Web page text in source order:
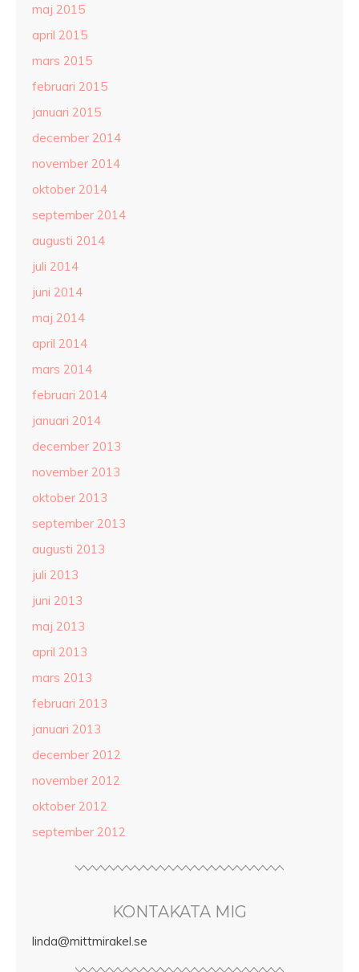
maj 2015
april 2015
mars 2015
februari 2015
januari 2015
december 2014
november 2014
oktober 2014
september 2014
augusti 2014
juli 2014
juni 2014
maj 2014
april 2014
mars 2014
februari 2014
januari 2014
december 2013
november 2013
oktober 2013
september 2013
augusti 2013
juli 2013
juni 2013
maj 2013
april 2013
mars 2013
februari 2013
januari 2013
december 2012
november 2012
oktober 2012
september 2012
KONTAKATA MIG
linda@mittmirakel.se